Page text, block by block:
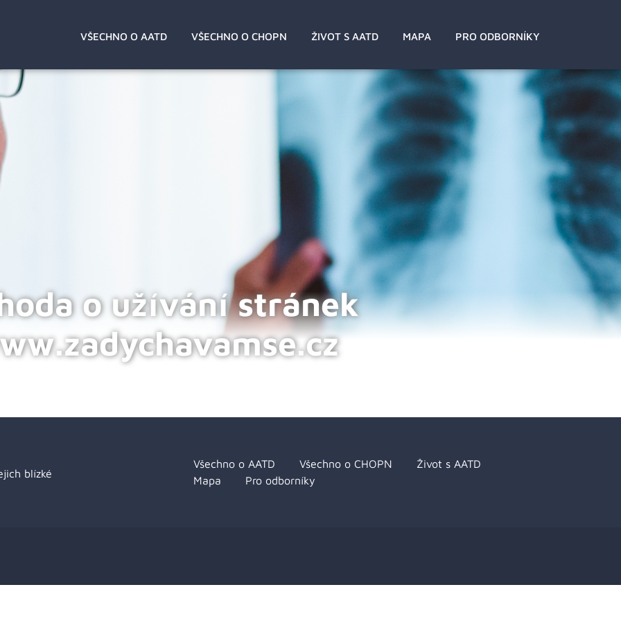
VŠECHNO O AATD VŠECHNO O CHOPN ŽIVOT S AATD MAPA PRO ODBORNÍKY
o užívání stránek
blízké
Všechno o AATD Všechno o CHOPN
Život s AATD
Mapa
Pro odborníky